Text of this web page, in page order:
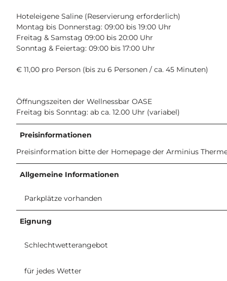
Hoteleigene Saline (Reservierung erforderlich)
Montag bis Donnerstag: 09:00 bis 19:00 Uhr
Freitag & Samstag 09:00 bis 20:00 Uhr
Sonntag & Feiertag: 09:00 bis 17:00 Uhr
€ 11,00 pro Person (bis zu 6 Personen / ca. 45 Minuten)
Öffnungszeiten der Wellnessbar OASE
Freitag bis Sonntag: ab ca. 12.00 Uhr (variabel)
Preisinformationen
Preisinformation bitte der Homepage der Arminius
Allgemeine Informationen
Parkplätze vorhanden
Eignung
Schlechtwetterangebot
für jedes Wetter